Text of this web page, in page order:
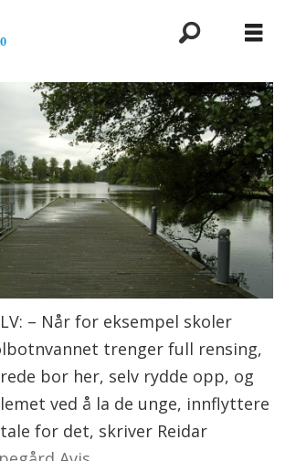
– Når for eksempel skoler
trenger full rensing,
bor her, selv rydde opp, og
ved å la de unge, innflyttere
for det, skriver Reidar